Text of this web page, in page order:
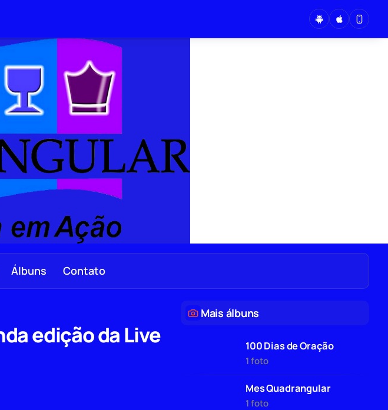
Álbuns Contato
edição da Live
Mais álbuns
100 Dias de Oração
1 foto
Mes Quadrangular
1 foto